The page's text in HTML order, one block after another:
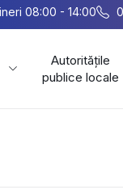
08:00 - 14:00
Autoritățile
publice locale